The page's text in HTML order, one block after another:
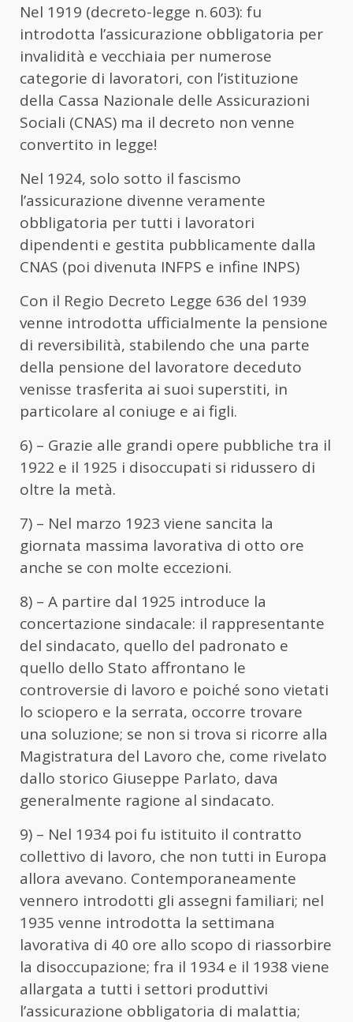
Nel 1919 (decreto-legge n. 603): fu
introdotta l’assicurazione obbligatoria per
invalidità e vecchiaia per numerose
categorie di lavoratori, con l’istituzione
della Cassa Nazionale delle Assicurazioni
Sociali (CNAS) ma il decreto non venne
convertito in legge!
Nel 1924, solo sotto il fascismo
l’assicurazione divenne veramente
obbligatoria per tutti i lavoratori
dipendenti e gestita pubblicamente dalla
CNAS (poi divenuta INFPS e infine INPS)
Con il Regio Decreto Legge 636 del 1939
venne introdotta ufficialmente la pensione
di reversibilità, stabilendo che una parte
della pensione del lavoratore deceduto
venisse trasferita ai suoi superstiti, in
particolare al coniuge e ai figli.
6) – Grazie alle grandi opere pubbliche tra il
1922 e il 1925 i disoccupati si ridussero di
oltre la metà.
7) – Nel marzo 1923 viene sancita la
giornata massima lavorativa di otto ore
anche se con molte eccezioni.
8) – A partire dal 1925 introduce la
concertazione sindacale: il rappresentante
del sindacato, quello del padronato e
quello dello Stato affrontano le
controversie di lavoro e poiché sono vietati
lo sciopero e la serrata, occorre trovare
una soluzione; se non si trova si ricorre alla
Magistratura del Lavoro che, come rivelato
dallo storico Giuseppe Parlato, dava
generalmente ragione al sindacato.
9) – Nel 1934 poi fu istituito il contratto
collettivo di lavoro, che non tutti in Europa
allora avevano. Contemporaneamente
vennero introdotti gli assegni familiari; nel
1935 venne introdotta la settimana
lavorativa di 40 ore allo scopo di riassorbire
la disoccupazione; fra il 1934 e il 1938 viene
allargata a tutti i settori produttivi
l’assicurazione obbligatoria di malattia;